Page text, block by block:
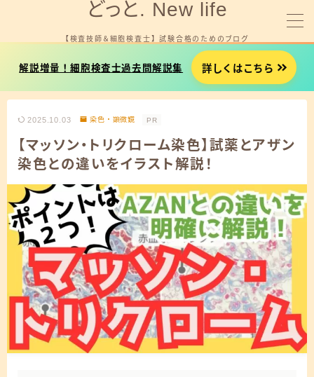
どっと. New life
【検査技師＆細胞検査士】 試験合格のためのブログ
細胞検査士試験を受験する方へ
就職やお金に悩みがある方へ
プロフィール
お問い合わせ
細胞検査士試験用タイマー
解説増量！細胞検査士過去問解説集 詳しくはこちら
2025.10.03 染色・顕微鏡 PR
【マッソン・トリクローム染色】試薬とアザン
染色との違いをイラスト解説！